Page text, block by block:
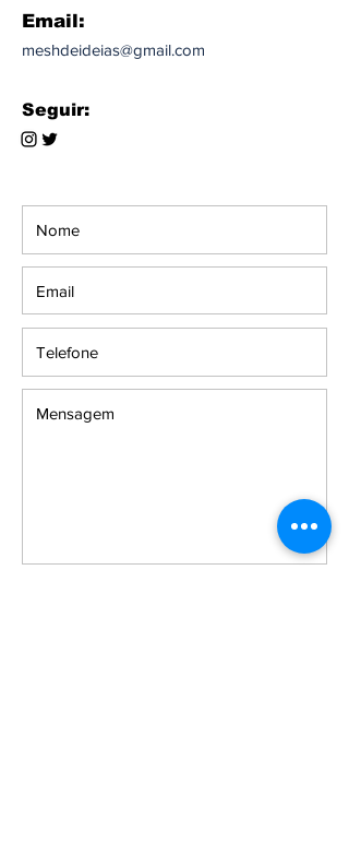
Email:
meshdeideias@gmail.com
Seguir: